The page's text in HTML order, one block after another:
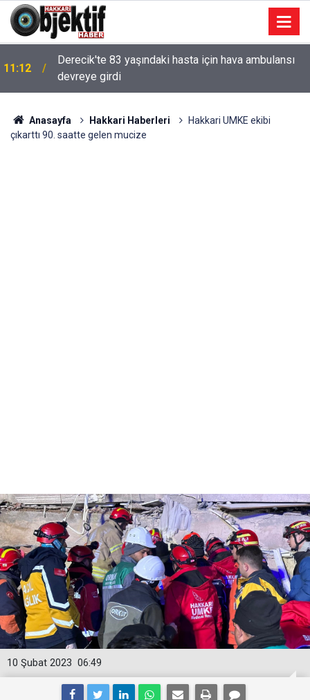
11:12
Derecik'te 83 yaşındaki hasta için hava ambulansı
devreye girdi
Anasayfa Hakkari Haberleri
Hakkari UMKE ekibi
çıkarttı 90. saatte gelen mucize
06:49
10 Şubat 2023